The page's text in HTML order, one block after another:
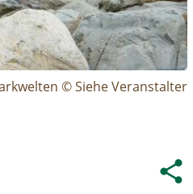
© Siehe Veranstalter